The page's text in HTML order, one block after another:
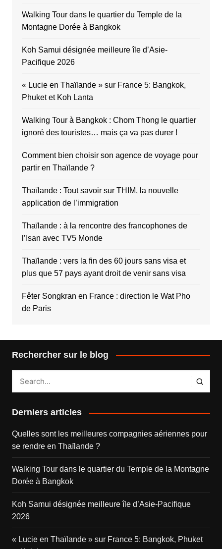
Walking Tour dans le quartier du Temple de la
Montagne Dorée à Bangkok
Koh Samui désignée meilleure île d’Asie-
Pacifique 2026
« Lucie en Thaïlande » sur France 5: Bangkok,
Phuket et Koh Lanta
Walking Tour à Bangkok : Chom Thong le quartier
ignoré des touristes… mais ça va pas durer !
Comment bien choisir son agence de voyage pour
partir en Thaïlande ?
Thaïlande : Tout savoir sur THIM, la nouvelle
application de l’immigration
Thaïlande : à la rencontre des francophones de
l’Isan avec TV5 Monde
Thaïlande : vers la fin des 60 jours sans visa et
plus que 57 pays ayant droit de venir sans visa
Fêter Songkran en France : direction le Wat Pho
de Paris
Rechercher sur le blog
Derniers articles
Quelles sont les meilleures compagnies aériennes pour
se rendre en Thaïlande ?
Walking Tour dans le quartier du Temple de la Montagne
Dorée à Bangkok
Koh Samui désignée meilleure île d’Asie-Pacifique
2026
« Lucie en Thaïlande » sur France 5: Bangkok, Phuket